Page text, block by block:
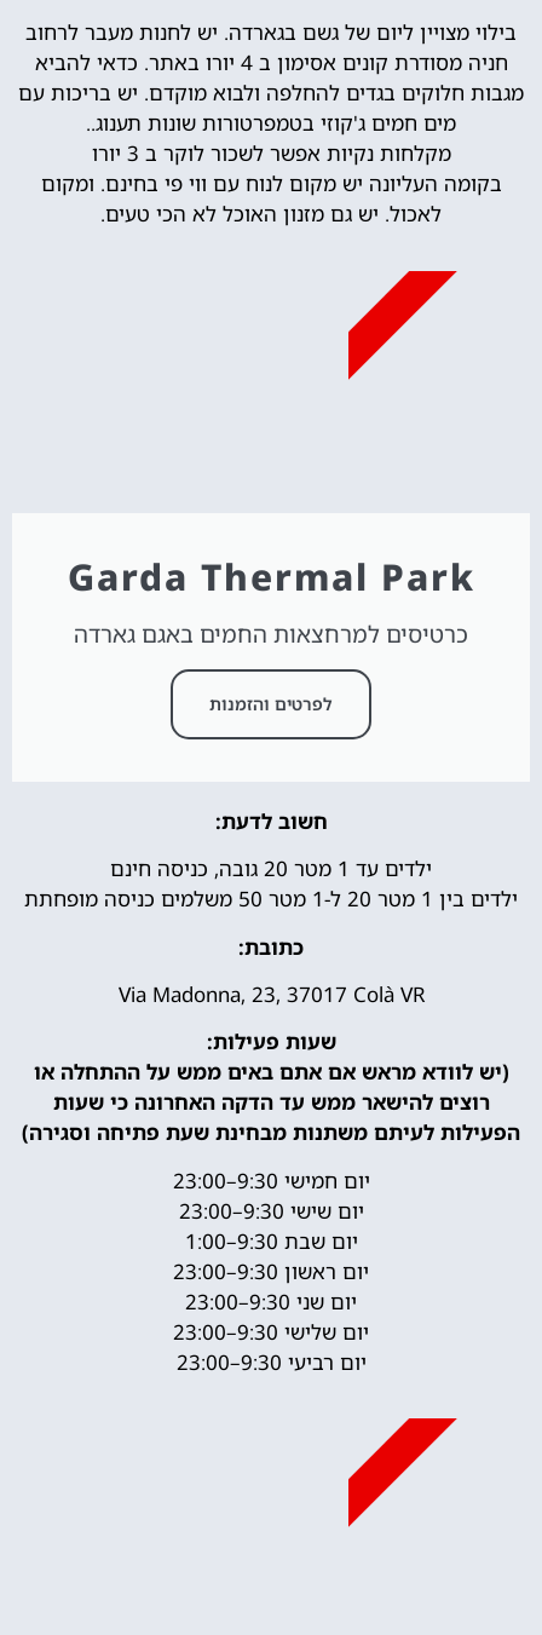
בילוי מצויין ליום של גשם בגארדה. יש לחנות מעבר לרחוב
חניה מסודרת קונים אסימון ב 4 יורו באתר. כדאי להביא
מגבות חלוקים בגדים להחלפה ולבוא מוקדם. יש בריכות עם
מים חמים ג'קוזי בטמפרטורות שונות תענוג..
מקלחות נקיות אפשר לשכור לוקר ב 3 יורו
בקומה העליונה יש מקום לנוח עם ווי פי בחינם. ומקום
לאכול. יש גם מזנון האוכל לא הכי טעים.
Garda Thermal Park
כרטיסים למרחצאות החמים באגם גארדה
לפרטים והזמנות
מומלץ
חשוב לדעת:
ילדים עד 1 מטר 20 גובה, כניסה חינם
ילדים בין 1 מטר 20 ל-1 מטר 50 משלמים כניסה מופחתת
כתובת:
Via Madonna, 23, 37017 Colà VR
שעות פעילות:
(יש לוודא מראש אם אתם באים ממש על ההתחלה או
רוצים להישאר ממש עד הדקה האחרונה כי שעות
הפעילות לעיתם משתנות מבחינת שעת פתיחה וסגירה)
יום חמישי 9:30–23:00
יום שישי 9:30–23:00
יום שבת 9:30–1:00
יום ראשון 9:30–23:00
יום שני 9:30–23:00
יום שלישי 9:30–23:00
יום רביעי 9:30–23:00
מומלץ